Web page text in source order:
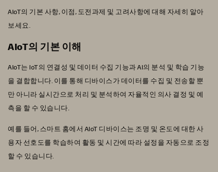
AIoT의 기본 사항, 이점, 도전과제 및 고려사항에 대해 자세히 알아
보세요.
AIoT의 기본 이해
AIoT는 IoT의 연결성 및 데이터 수집 기능과 AI의 분석 및 학습 기능
을 결합합니다. 이를 통해 디바이스가 데이터를 수집 및 전송할 뿐
만 아니라 실시간으로 처리 및 분석하여 자율적인 의사 결정 및 예
측을 할 수 있습니다.
예를 들어, 스마트 홈에서 AIoT 디바이스는 조명 및 온도에 대한 사
용자 선호도를 학습하여 활동 및 시간에 따라 설정을 자동으로 조정
할 수 있습니다.